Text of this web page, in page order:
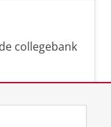
collegebank